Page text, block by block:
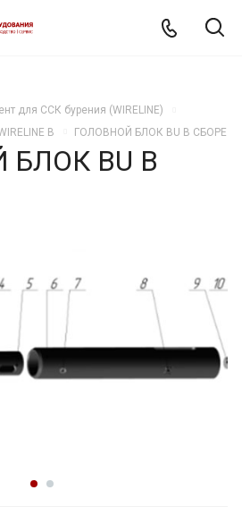
для ССК бурения (WIRELINE)
B
ГОЛОВНОЙ БЛОК BU В СБОРЕ
BU В